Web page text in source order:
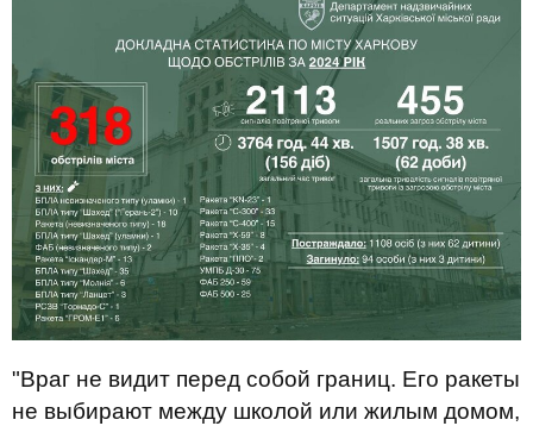
"Враг не видит перед собой границ. Его ракеты
не выбирают между школой или жилым домом,